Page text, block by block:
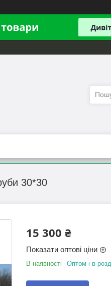
30*30
15 300 ₴
Показати оптові ціни
В наявності Оптом і в